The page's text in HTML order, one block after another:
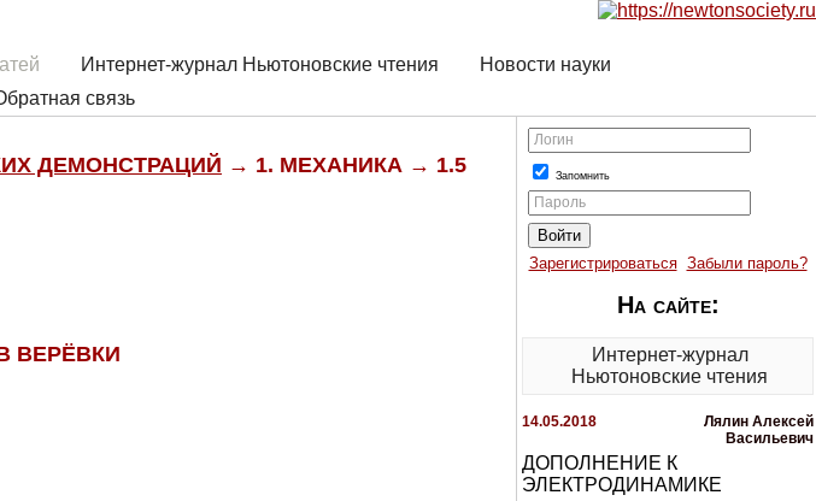
Интернет-журнал Ньютоновские чтения
Новости науки
связь
ДЕМОНСТРАЦИЙ → 1. МЕХАНИКА → 1.5
ВЕРЁВКИ
Логин
Запомнить
Пароль
Зарегистрироваться Забыли пароль?
На сайте:
Интернет-журнал
Ньютоновские чтения
14.05.2018
Лялин Алексей
Васильевич
ДОПОЛНЕНИЕ К
ЭЛЕКТРОДИНАМИКЕ